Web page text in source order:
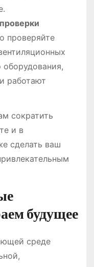
проверяйте
оборудования,
работают
сократить
и в
сделать ваш
будущее
среде